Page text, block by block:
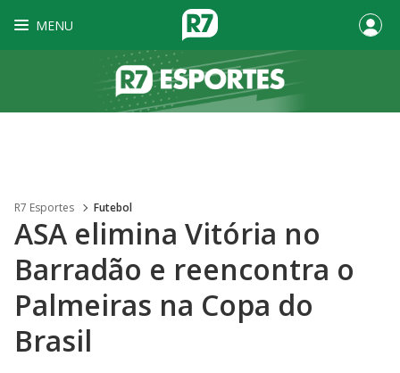
MENU
R7 Esportes Futebol
ASA elimina Vitória no
Barradão e reencontra o
Palmeiras na Copa do
Brasil